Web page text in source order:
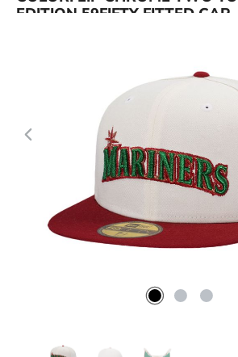
EDITION 59FIFTY FITTED CAP